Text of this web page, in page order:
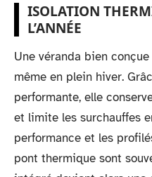
ISOLATION
L’ANNÉE
Une véranda bien
même en plein hiver.
performante, elle
et limite les surchauffes
performance et les
pont thermique sont